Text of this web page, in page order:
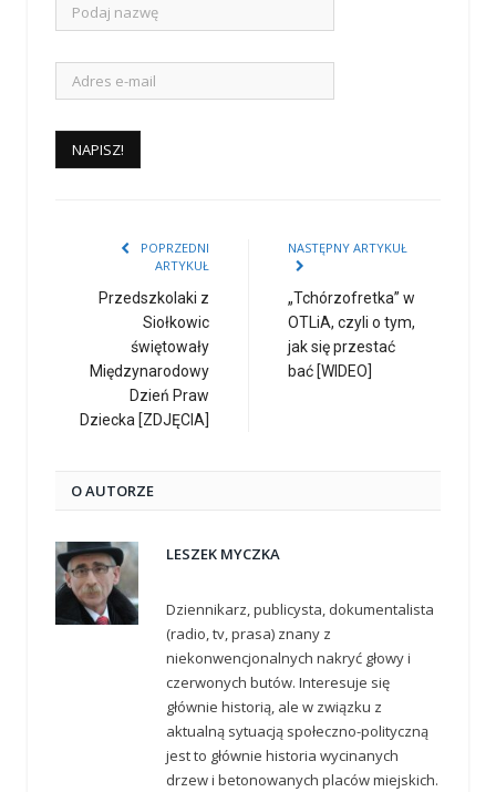
POPRZEDNI
ARTYKUŁ
Przedszkolaki z
Siołkowic
świętowały
Międzynarodowy
Dzień Praw
Dziecka [ZDJĘCIA]
NASTĘPNY ARTYKUŁ
„Tchórzofretka” w
OTLiA, czyli o tym,
jak się przestać
bać [WIDEO]
O AUTORZE
LESZEK MYCZKA
Dziennikarz, publicysta, dokumentalista
(radio, tv, prasa) znany z
niekonwencjonalnych nakryć głowy i
czerwonych butów. Interesuje się
głównie historią, ale w związku z
aktualną sytuacją społeczno-polityczną
jest to głównie historia wycinanych
drzew i betonowanych placów miejskich.